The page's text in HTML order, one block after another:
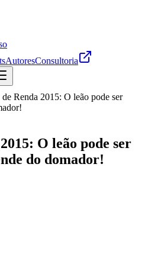
AutoresConsultoria
Renda 2015: O leão pode ser
O leão pode ser
do domador!